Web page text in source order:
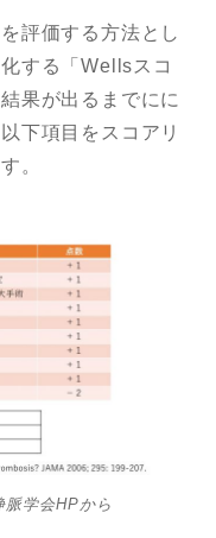
評価する方法とし
する「Wellsスコ
果が出るまでにに
下項目をスコアリ
。
学会HPから